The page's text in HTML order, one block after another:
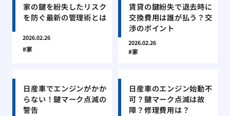
家の鍵を紛失したリスク
を防ぐ最新の管理術とは
2026.02.26
家
賃貸の鍵紛失で退去時に
交換費用は誰が払う？交
渉のポイント
2026.02.26
家
日産車でエンジンがかか
らない！鍵マーク点滅の
警告
日産車のエンジン始動不
可？鍵マーク点滅は故
障？修理費用は？